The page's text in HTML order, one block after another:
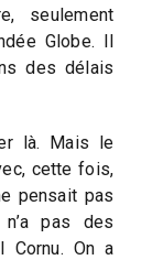
seulement
Globe. Il
des délais
là. Mais le
cette fois,
pensait pas
pas des
Cornu. On a